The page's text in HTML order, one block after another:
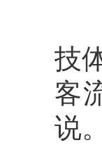
“
技
客
说。